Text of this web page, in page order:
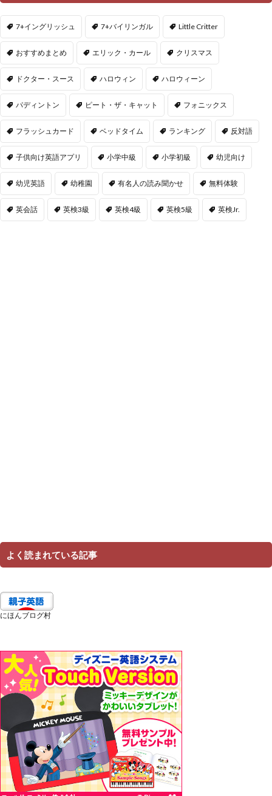
7+イングリッシュ 7+バイリンガル Little Critter
おすすめまとめ エリック・カール クリスマス
ドクター・スース ハロウィン ハロウィーン
パディントン ピート・ザ・キャット フォニックス
フラッシュカード ベッドタイム ランキング 反対語
子供向け英語アプリ 小学中級 小学初級 幼児向け
幼児英語 幼稚園 有名人の読み聞かせ 無料体験
英会話 英検3級 英検4級 英検5級 英検Jr.
よく読まれている記事
にほんブログ村